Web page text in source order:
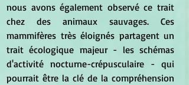
nous avons également observé ce trait
chez des animaux sauvages. Ces
mammifères très éloignés partagent un
trait écologique majeur - les schémas
d'activité nocturne-crépusculaire - qui
pourrait être la clé de la compréhension